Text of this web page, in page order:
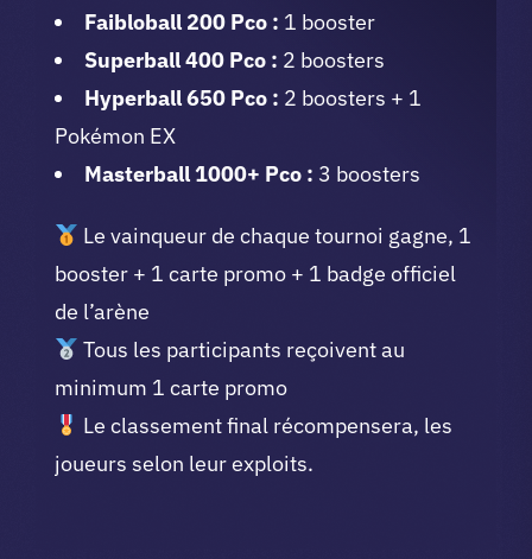
Faibloball 200 Pco : 1 booster
Superball 400 Pco : 2 boosters
Hyperball 650 Pco : 2 boosters + 1
Pokémon EX
Masterball 1000+ Pco : 3 boosters
Le vainqueur de chaque tournoi gagne, 1
booster + 1 carte promo + 1 badge officiel
de l’arène
Tous les participants reçoivent au
minimum 1 carte promo
Le classement final récompensera, les
joueurs selon leur exploits.